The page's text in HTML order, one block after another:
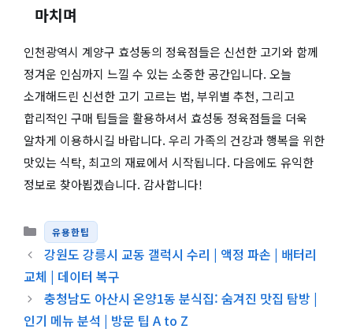
마치며
인천광역시 계양구 효성동의 정육점들은 신선한 고기와 함께
정겨운 인심까지 느낄 수 있는 소중한 공간입니다. 오늘
소개해드린 신선한 고기 고르는 법, 부위별 추천, 그리고
합리적인 구매 팁들을 활용하셔서 효성동 정육점들을 더욱
알차게 이용하시길 바랍니다. 우리 가족의 건강과 행복을 위한
맛있는 식탁, 최고의 재료에서 시작됩니다. 다음에도 유익한
정보로 찾아뵙겠습니다. 감사합니다!
카테고리
유용한팁
강원도 강릉시 교동 갤럭시 수리 | 액정 파손 | 배터리
교체 | 데이터 복구
충청남도 아산시 온양1동 분식집: 숨겨진 맛집 탐방 |
인기 메뉴 분석 | 방문 팁 A to Z